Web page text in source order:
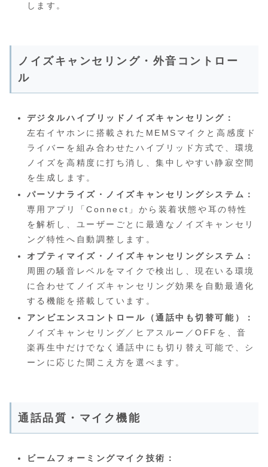
します。
ノイズキャンセリング・外音コントロー
ル
デジタルハイブリッドノイズキャンセリング：
左右イヤホンに搭載されたMEMSマイクと高感度ド
ライバーを組み合わせたハイブリッド方式で、環境
ノイズを高精度に打ち消し、集中しやすい静寂空間
を生成します。
パーソナライズ・ノイズキャンセリングシステム：
専用アプリ「Connect」から装着状態や耳の特性
を解析し、ユーザーごとに最適なノイズキャンセリ
ング特性へ自動調整します。
オプティマイズ・ノイズキャンセリングシステム：
周囲の騒音レベルをマイクで検出し、現在いる環境
に合わせてノイズキャンセリング効果を自動最適化
する機能を搭載しています。
アンビエンスコントロール（通話中も切替可能）：
ノイズキャンセリング／ヒアスルー／OFFを、音
楽再生中だけでなく通話中にも切り替え可能で、シ
ーンに応じた聞こえ方を選べます。
通話品質・マイク機能
ビームフォーミングマイク技術：